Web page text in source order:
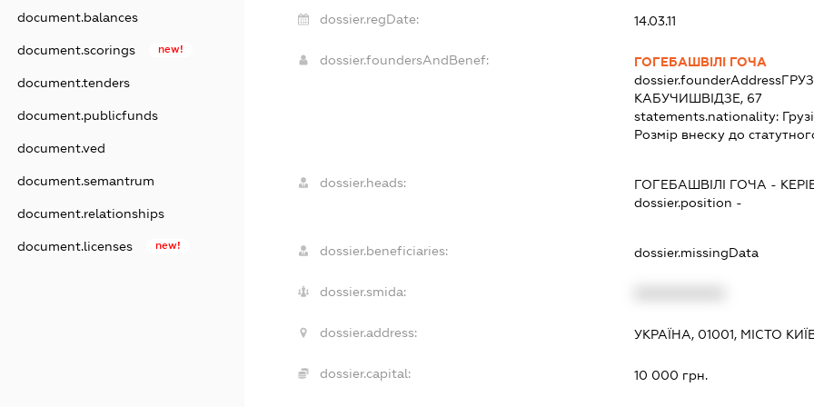
document.balances
document.scorings new!
document.tenders
document.publicfunds
document.ved
document.semantrum
document.relationships
document.licenses new!
dossier.regDate: 14.03.11
dossier.foundersAndBenef:
ГОГЕБАШВІЛІ ГОЧА
dossier.founderAddress
КАБУЧИШВІДЗЕ, 67
statements.nationality:
Розмір внеску до
dossier.heads: ГОГЕБАШВІЛІ ГОЧА -
dossier.position -
dossier.beneficiaries: dossier.missingData
dossier.smida:
dossier.address: УКРАЇНА, 01001, МІСТО
dossier.capital: 10 000 грн.